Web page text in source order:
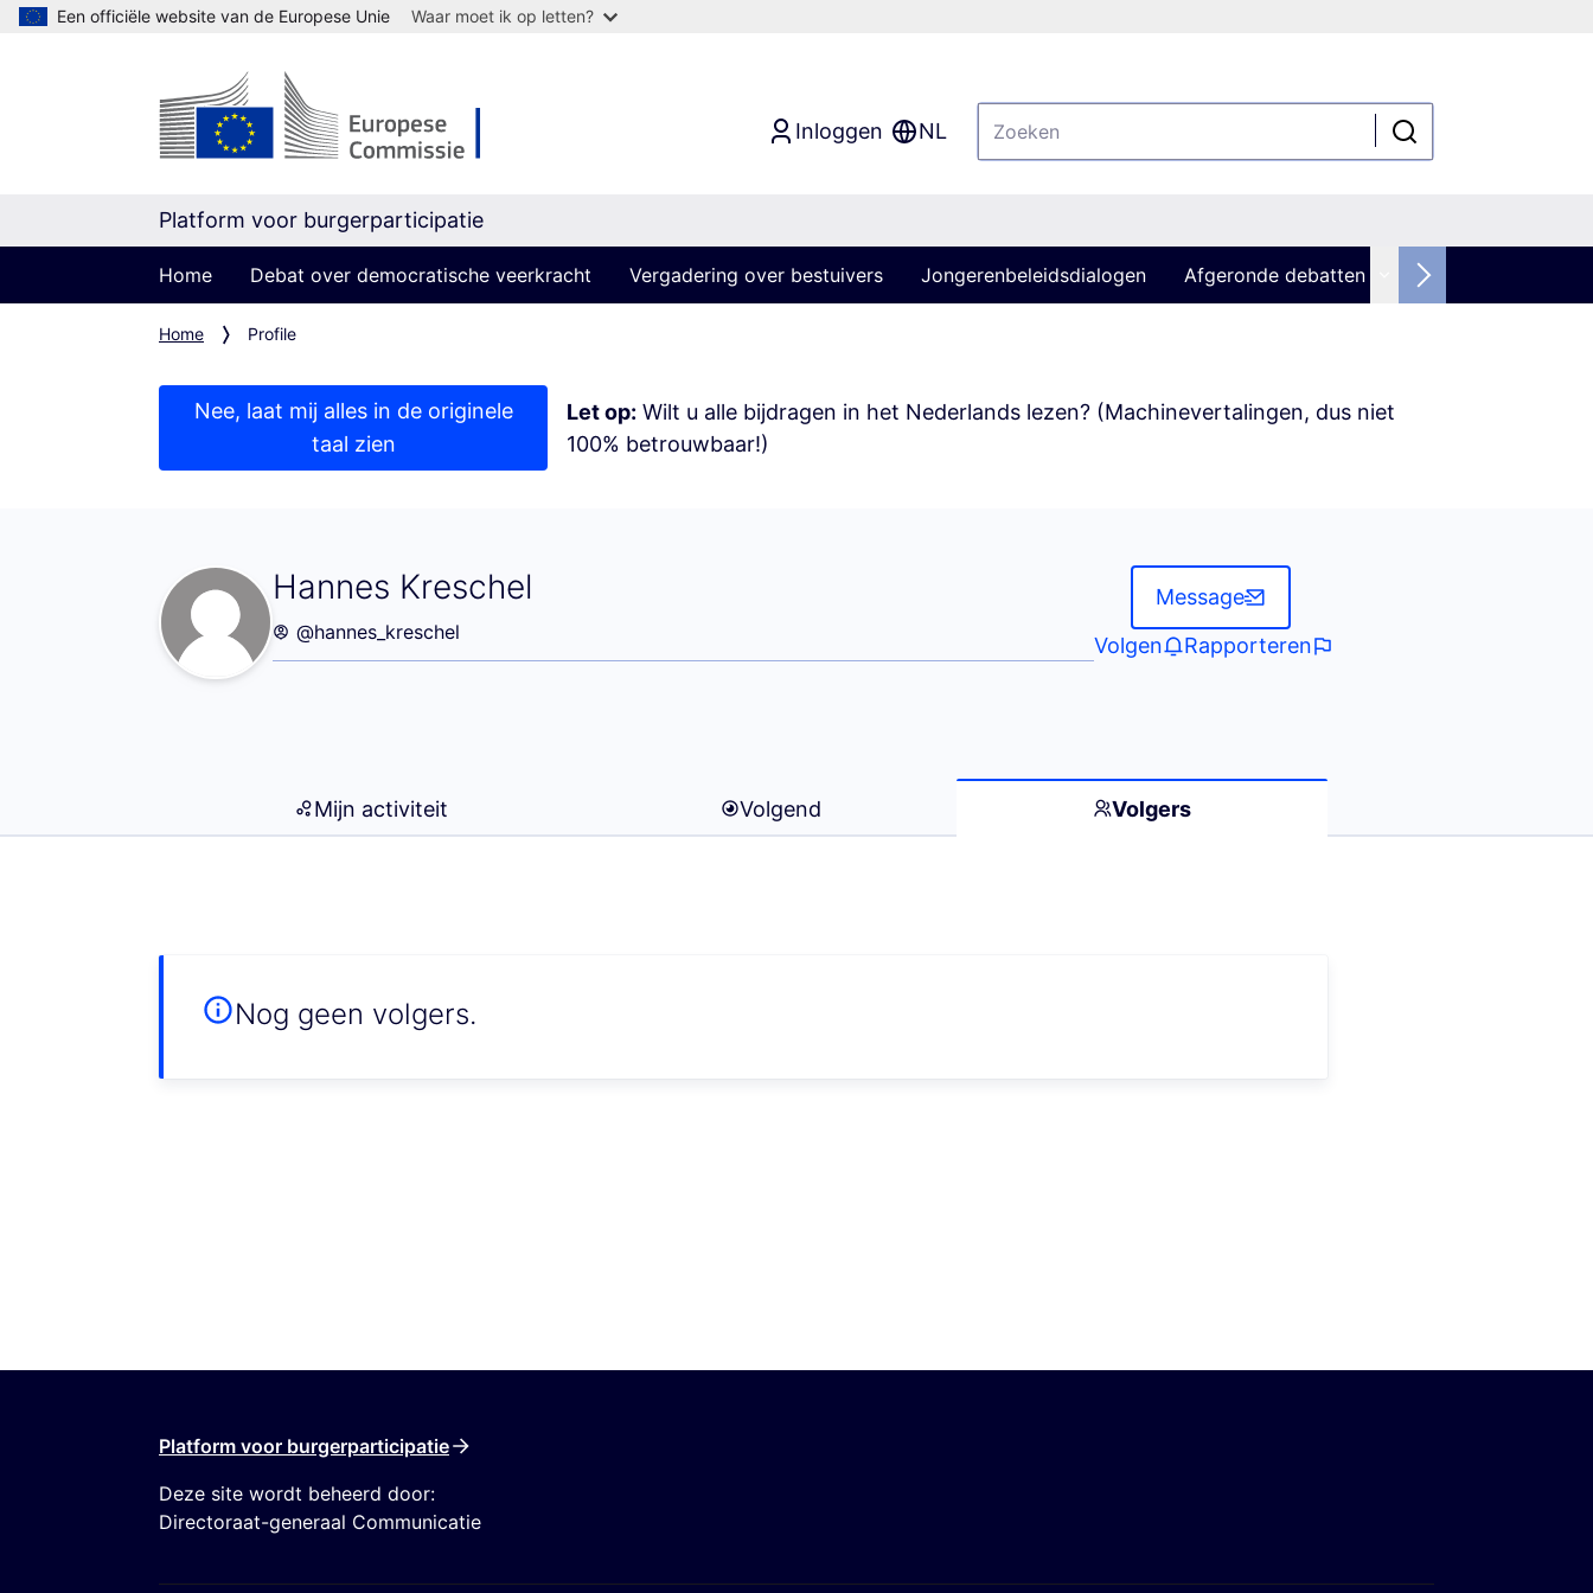
Een officiële website van de Europese Unie Waar moet ik op letten?
Inloggen NL
Platform voor burgerparticipatie
Home Debat over democratische veerkracht Vergadering over bestuivers Jongerenbeleidsdialogen Afgeronde debatten
Home Profile
Nee, laat mij alles in de originele
taal zien
Let op: Wilt u alle bijdragen in het Nederlands lezen? (Machinevertalingen, dus niet
100% betrouwbaar!)
Hannes Kreschel
Volgers (Hannes Kreschel)
@hannes_kreschel
Message
Volgen
Rapporteren
Mijn activiteit Volgend Volgers
Nog geen volgers.
Platform voor burgerparticipatie
Deze site wordt beheerd door:
Directoraat-generaal Communicatie